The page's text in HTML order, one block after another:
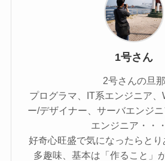
1号さん
2号さんの旦那
プログラマ、IT系エンジニア
ー/デザイナー、サーバエンジ
エンジニア・・
好奇心旺盛で気になったらと
多趣味、基本は「作ること」